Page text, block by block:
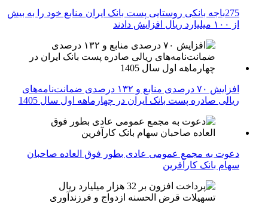
275باجه بانکی روستایی پست بانک ایران منابع خود را به بیش
از ۱۰۰ میلیارد ریال افزایش دادند
افزایش ۷۰ درصدی منابع و ۱۳۲ درصدی ضمانت‌نامه‌های
ریالی صادره پست بانک ایران در چهارماهه اول سال 1405
دعوت به مجمع عمومی عادی بطور فوق العاده صاحبان
سهام بانک کارآفرین